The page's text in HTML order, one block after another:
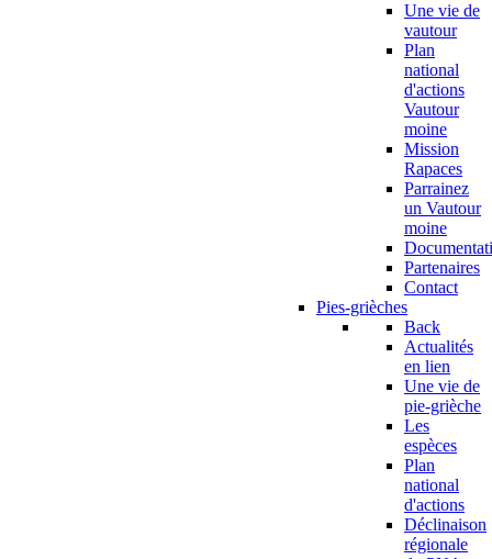
Une vie de
vautour
Plan
national
d'actions
Vautour
moine
Mission
Rapaces
Parrainez
un Vautour
moine
Partenaires
Contact
Pies-grièches
Back
Actualités
en lien
Une vie de
pie-grièche
Les
espèces
Plan
national
d'actions
Déclinaison
régionale